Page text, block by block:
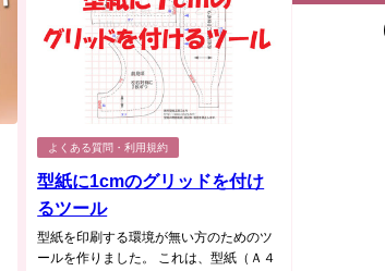
よくある質問・利用規約
型紙に1cmのグリッドを付け
るツール
型紙を印刷する環境が無い方のためのツ
ールを作りました。 これは、型紙（Ａ４